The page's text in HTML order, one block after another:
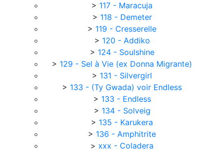
> 117 - Maracuja
> 118 - Demeter
> 119 - Cresserelle
> 120 - Addiko
> 124 - Soulshine
> 129 - Sel à Vie (ex Donna Migrante)
> 131 - Silvergirl
> 133 - (Ty Gwada) voir Endless
> 133 - Endless
> 134 - Solveig
> 135 - Karukera
> 136 - Amphitrite
> xxx - Coladera